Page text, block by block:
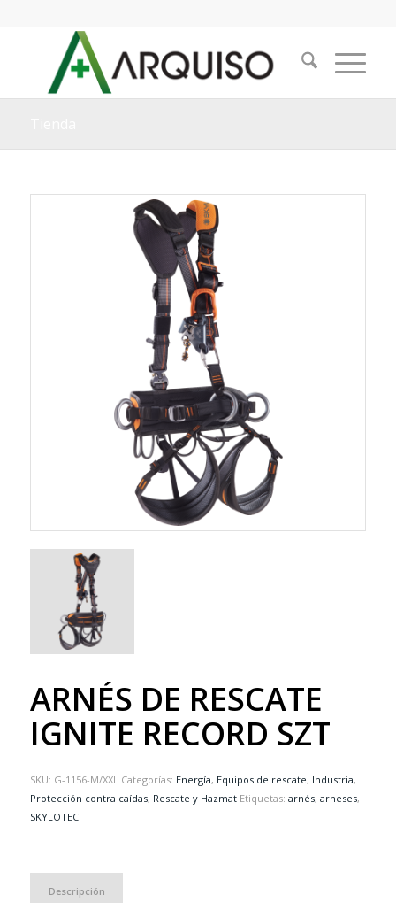
ARNÉS DE RESCATE
IGNITE RECORD SZT
SKU: G-1156-M/XXL Categorías: Energía, Equipos de rescate, Industria,
Protección contra caídas, Rescate y Hazmat Etiquetas: arnés, arneses,
SKYLOTEC
Descripción